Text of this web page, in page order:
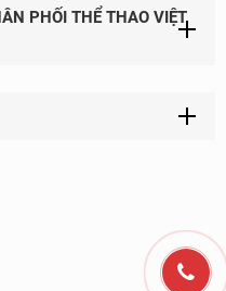
PHỐI THỂ THAO VIỆT